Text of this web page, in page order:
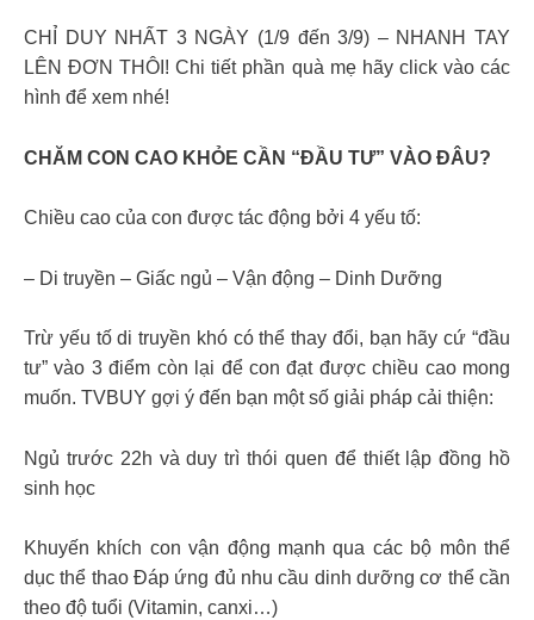
CHỈ DUY NHẤT 3 NGÀY (1/9 đến 3/9) – NHANH TAY
LÊN ĐƠN THÔI! Chi tiết phần quà mẹ hãy click vào các
hình để xem nhé!
CHĂM CON CAO KHỎE CẦN “ĐẦU TƯ” VÀO ĐÂU?
Chiều cao của con được tác động bởi 4 yếu tố:
– Di truyền – Giấc ngủ – Vận động – Dinh Dưỡng
Trừ yếu tố di truyền khó có thể thay đổi, bạn hãy cứ “đầu
tư” vào 3 điểm còn lại để con đạt được chiều cao mong
muốn. TVBUY gợi ý đến bạn một số giải pháp cải thiện:
Ngủ trước 22h và duy trì thói quen để thiết lập đồng hồ
sinh học
Khuyến khích con vận động mạnh qua các bộ môn thể
dục thể thao Đáp ứng đủ nhu cầu dinh dưỡng cơ thể cần
theo độ tuổi (Vitamin, canxi…)